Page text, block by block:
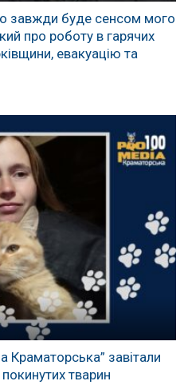
завжди буде сенсом мого
про роботу в гарячих
евакуацію та
Краматорська” завітали
тварин